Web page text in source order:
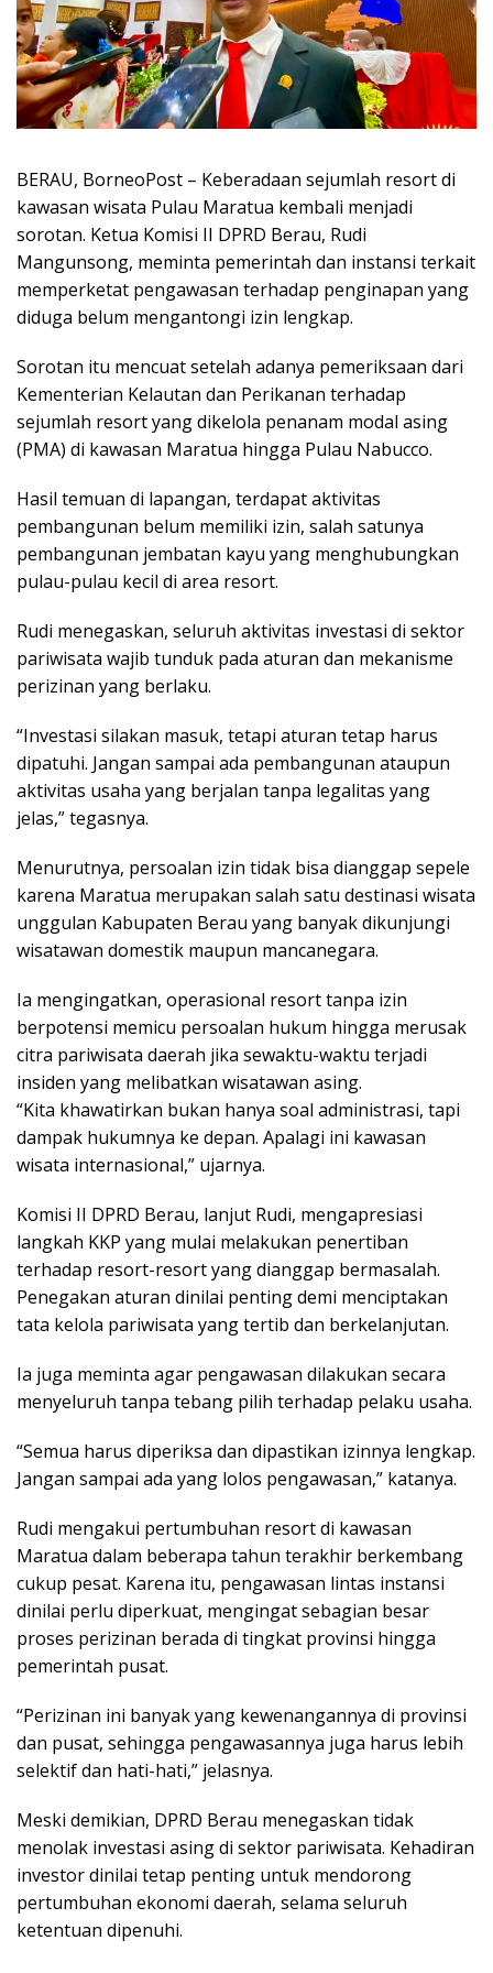
BERAU, BorneoPost – Keberadaan sejumlah resort di
kawasan wisata Pulau Maratua kembali menjadi
sorotan. Ketua Komisi II DPRD Berau, Rudi
Mangunsong, meminta pemerintah dan instansi terkait
memperketat pengawasan terhadap penginapan yang
diduga belum mengantongi izin lengkap.
Sorotan itu mencuat setelah adanya pemeriksaan dari
Kementerian Kelautan dan Perikanan terhadap
sejumlah resort yang dikelola penanam modal asing
(PMA) di kawasan Maratua hingga Pulau Nabucco.
Hasil temuan di lapangan, terdapat aktivitas
pembangunan belum memiliki izin, salah satunya
pembangunan jembatan kayu yang menghubungkan
pulau-pulau kecil di area resort.
Rudi menegaskan, seluruh aktivitas investasi di sektor
pariwisata wajib tunduk pada aturan dan mekanisme
perizinan yang berlaku.
“Investasi silakan masuk, tetapi aturan tetap harus
dipatuhi. Jangan sampai ada pembangunan ataupun
aktivitas usaha yang berjalan tanpa legalitas yang
jelas,” tegasnya.
Menurutnya, persoalan izin tidak bisa dianggap sepele
karena Maratua merupakan salah satu destinasi wisata
unggulan Kabupaten Berau yang banyak dikunjungi
wisatawan domestik maupun mancanegara.
Ia mengingatkan, operasional resort tanpa izin
berpotensi memicu persoalan hukum hingga merusak
citra pariwisata daerah jika sewaktu-waktu terjadi
insiden yang melibatkan wisatawan asing.
“Kita khawatirkan bukan hanya soal administrasi, tapi
dampak hukumnya ke depan. Apalagi ini kawasan
wisata internasional,” ujarnya.
Komisi II DPRD Berau, lanjut Rudi, mengapresiasi
langkah KKP yang mulai melakukan penertiban
terhadap resort-resort yang dianggap bermasalah.
Penegakan aturan dinilai penting demi menciptakan
tata kelola pariwisata yang tertib dan berkelanjutan.
Ia juga meminta agar pengawasan dilakukan secara
menyeluruh tanpa tebang pilih terhadap pelaku usaha.
“Semua harus diperiksa dan dipastikan izinnya lengkap.
Jangan sampai ada yang lolos pengawasan,” katanya.
Rudi mengakui pertumbuhan resort di kawasan
Maratua dalam beberapa tahun terakhir berkembang
cukup pesat. Karena itu, pengawasan lintas instansi
dinilai perlu diperkuat, mengingat sebagian besar
proses perizinan berada di tingkat provinsi hingga
pemerintah pusat.
“Perizinan ini banyak yang kewenangannya di provinsi
dan pusat, sehingga pengawasannya juga harus lebih
selektif dan hati-hati,” jelasnya.
Meski demikian, DPRD Berau menegaskan tidak
menolak investasi asing di sektor pariwisata. Kehadiran
investor dinilai tetap penting untuk mendorong
pertumbuhan ekonomi daerah, selama seluruh
ketentuan dipenuhi.